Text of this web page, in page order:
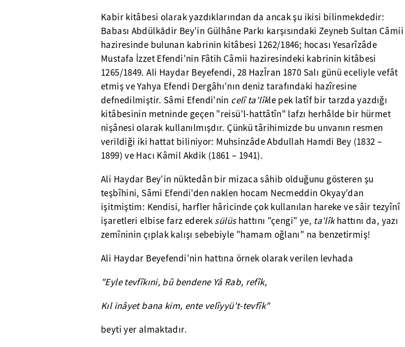
Kabir kitâbesi olarak yazdıklarından da ancak şu ikisi bilinmekdedir:
Babası Abdülkādir Bey'in Gülhâne Parkı karşısındaki Zeyneb Sultan Câmii
haziresinde bulunan kabrinin kitâbesi 1262/1846; hocası Yesarîzâde
Mustafa İzzet Efendi'nin Fâtih Câmii haziresindeki kabrinin kitâbesi
1265/1849. Ali Haydar Beyefendi, 28 HazÎran 1870 Salı günü eceliyle vefât
etmiş ve Yahya Efendi Dergâhı'nın deniz tarafındaki hazîresine
defnedilmiştir. Sâmi Efendi'nin celî ta'lîkle pek latîf bir tarzda yazdığı
kitâbesinin metninde geçen "reisü'l-hattâtîn" lafzı herhâlde bir hürmet
nişânesi olarak kullanılmışdır. Çünkü târihimizde bu unvanın resmen
verildiği iki hattat biliniyor: Muhsinzâde Abdullah Hamdi Bey (1832 –
1899) ve Hacı Kâmil Akdik (1861 – 1941).
Ali Haydar Bey'in nüktedân bir mizaca sâhib olduğunu gösteren şu
teşbîhini, Sâmi Efendi'den naklen hocam Necmeddin Okyay'dan
işitmiştim: Kendisi, harfler hâricinde çok kullanılan hareke ve sâir tezyînî
işaretleri elbise farz ederek sülüshattını "çengi" ye, ta'lîkhattını da, yazı
zemîninin çıplak kalışı sebebiyle "hamam oğlanı" na benzetirmiş!
Ali Haydar Beyefendi'nin hattına örnek olarak verilen levhada
"Eyle tevfîkıni, bû bendene Yâ Rab, refîk,
Kıl inâyet bana kim, ente velîyyü't-tevfîk"
beyti yer almaktadır.